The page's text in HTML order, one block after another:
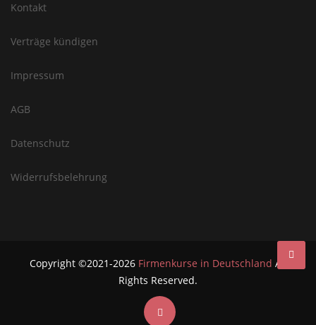
Kontakt
Verträge kündigen
Impressum
AGB
Datenschutz
Widerrufsbelehrung
Copyright ©2021-2026 Firmenkurse in Deutschland All
Rights Reserved.